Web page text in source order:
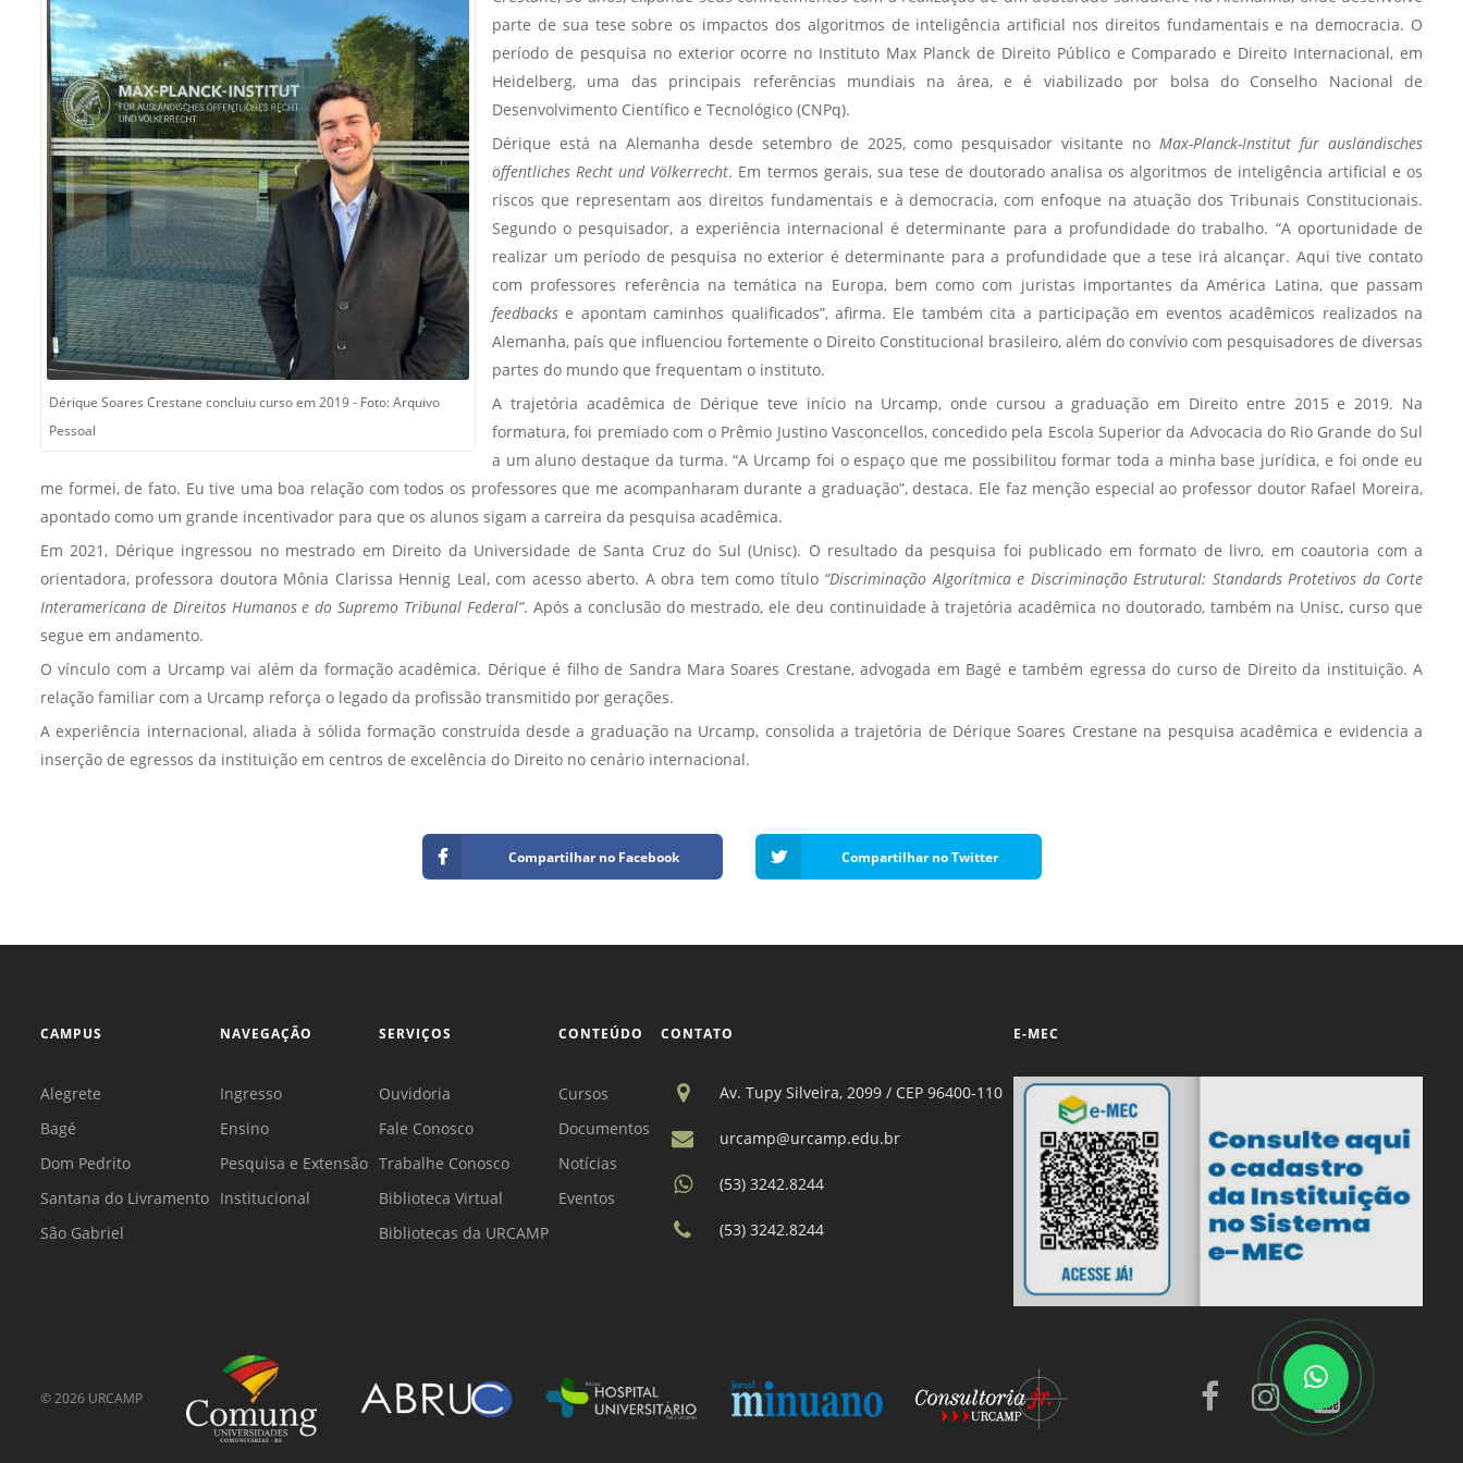
Prova de Proficiência
Manual de TCC
Estruturação de TCC
Acadêmico
Manual de Segurança
- Laboratórios da
Saúde
Regimento CEUA
Orientação para
Descarte - URCAMP
Normas Laboratório
de Topografia
de Materiais
Normas Laboratório
de Zoologia
de Química
de Botânica
Sementes - INTEC
Laboratório de
Biotecnologia Vegetal -
INTEC
Laboratório de
Microbiologia de Alimentos
- INTEC
Laboratório de Materiais
NPJ (Núcleo de Prática
Jurídica) - Bagé, Santana do
Livramento, São Gabriel e
Alegrete
NPS - Núcleo de Práticas
em Saúde
Urcamp Faz Bem
Institucional
Internacionalização
Eleições Conselho Fiscal -
FAT 2024
Ouvidoria
Desenvolvimento
Institucional 2023-2027
Dérique Soares Crestane concluiu curso em 2019 - Foto: Arquivo
Pessoal
parte de sua tese sobre os impactos dos algoritmos de inteligência artificial nos direitos fundamentais e na democracia. O
período de pesquisa no exterior ocorre no Instituto Max Planck de Direito Público e Comparado e Direito Internacional, em
Heidelberg, uma das principais referências mundiais na área, e é viabilizado por bolsa do Conselho Nacional de
Desenvolvimento Científico e Tecnológico (CNPq).
Dérique está na Alemanha desde setembro de 2025, como pesquisador visitante noMax-Planck-Institut für ausländisches
öffentliches Recht und Völkerrecht. Em termos gerais, sua tese de doutorado analisa os algoritmos de inteligência artificial e os
riscos que representam aos direitos fundamentais e à democracia, com enfoque na atuação dos Tribunais Constitucionais.
Segundo o pesquisador, a experiência internacional é determinante para a profundidade do trabalho. “A oportunidade de
realizar um período de pesquisa no exterior é determinante para a profundidade que a tese irá alcançar. Aqui tive contato
com professores referência na temática na Europa, bem como com juristas importantes da América Latina, que passam
feedbacks e apontam caminhos qualificados”, afirma. Ele também cita a participação em eventos acadêmicos realizados na
Alemanha, país que influenciou fortemente o Direito Constitucional brasileiro, além do convívio com pesquisadores de diversas
partes do mundo que frequentam o instituto.
A trajetória acadêmica de Dérique teve início na Urcamp, onde cursou a graduação em Direito entre 2015 e 2019. Na
formatura, foi premiado com o Prêmio Justino Vasconcellos, concedido pela Escola Superior da Advocacia do Rio Grande do Sul
a um aluno destaque da turma. “A Urcamp foi o espaço que me possibilitou formar toda a minha base jurídica, e foi onde eu
me formei, de fato. Eu tive uma boa relação com todos os professores que me acompanharam durante a graduação”, destaca. Ele faz menção especial ao professor doutor Rafael Moreira,
apontado como um grande incentivador para que os alunos sigam a carreira da pesquisa acadêmica.
Em 2021, Dérique ingressou no mestrado em Direito da Universidade de Santa Cruz do Sul (Unisc). O resultado da pesquisa foi publicado em formato de livro, em coautoria com a
orientadora, professora doutora Mônia Clarissa Hennig Leal, com acesso aberto. A obra tem como título “Discriminação Algorítmica e Discriminação Estrutural: Standards Protetivos da Corte
Interamericana de Direitos Humanos e do Supremo Tribunal Federal”. Após a conclusão do mestrado, ele deu continuidade à trajetória acadêmica no doutorado, também na Unisc, curso que
segue em andamento.
O vínculo com a Urcamp vai além da formação acadêmica. Dérique é filho de Sandra Mara Soares Crestane, advogada em Bagé e também egressa do curso de Direito da instituição. A
relação familiar com a Urcamp reforça o legado da profissão transmitido por gerações.
A experiência internacional, aliada à sólida formação construída desde a graduação na Urcamp, consolida a trajetória de Dérique Soares Crestane na pesquisa acadêmica e evidencia a
inserção de egressos da instituição em centros de excelência do Direito no cenário internacional.
Compartilhar no Facebook Compartilhar no Twitter
CAMPUS
Alegrete
Bagé
Dom Pedrito
Santana do Livramento
São Gabriel
NAVEGAÇÃO
Ingresso
Ensino
Pesquisa e Extensão
Institucional
SERVIÇOS
Ouvidoria
Fale Conosco
Trabalhe Conosco
Biblioteca Virtual
Bibliotecas da URCAMP
CONTEÚDO
Cursos
Documentos
Notícias
Eventos
CONTATO
Av. Tupy Silveira, 2099 / CEP 96400-110
urcamp@urcamp.edu.br
(53) 3242.8244
(53) 3242.8244
E-MEC
©2026 URCAMP